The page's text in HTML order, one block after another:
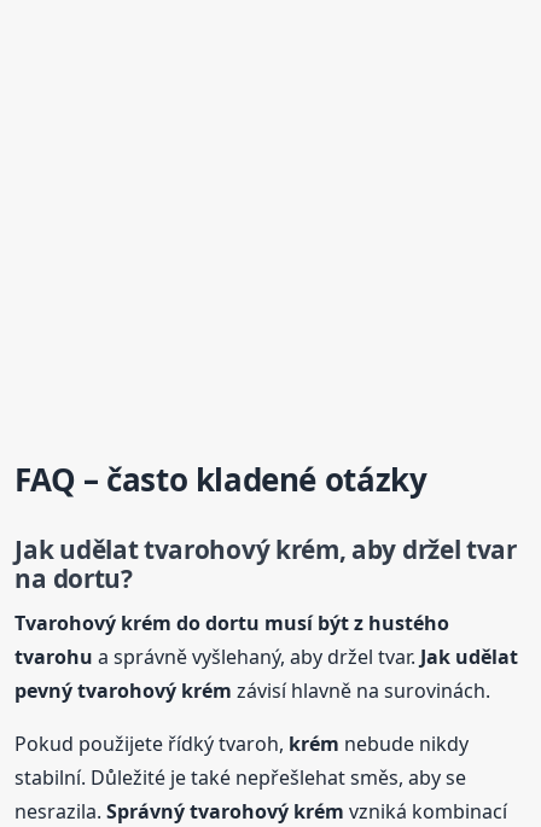
FAQ – často kladené otázky
Jak udělat tvarohovýkrém, aby držel tvar
na dortu?
Tvarohový krém do dortu musí být z hustého
tvarohu a správně vyšlehaný, aby držel tvar. Jak udělat
pevný tvarohový krém závisí hlavně na surovinách.
Pokud použijete řídký tvaroh, krém nebude nikdy
stabilní. Důležité je také nepřešlehat směs, aby se
nesrazila.Správný tvarohový krém vzniká kombinací